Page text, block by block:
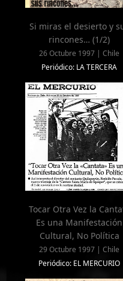
Si miras el desierto y
rincones… (1/2)
26 Octubre 1997 | Chile
Periódico: LA TERCERA
Tocar Otra Vez la
Es una Manifestación
Cultural, No Política
29 Octubre 1997 | Chile
Periódico: EL MERCURIO